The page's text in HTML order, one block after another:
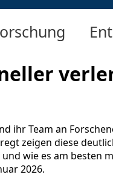
ihr Team an
zeigen diese
wie es am besten
2026.